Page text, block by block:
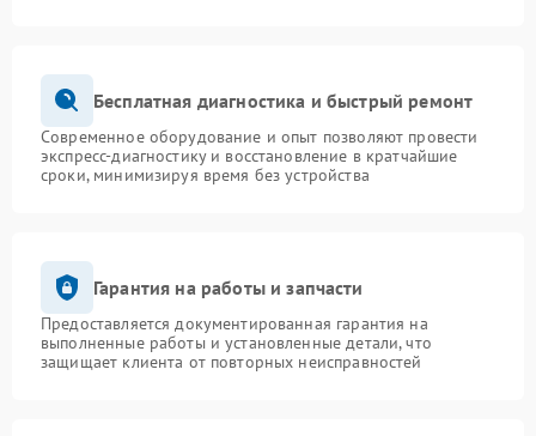
Бесплатная диагностика и быстрый ремонт
Современное оборудование и опыт позволяют провести
экспресс-диагностику и восстановление в кратчайшие
сроки, минимизируя время без устройства
Гарантия на работы и запчасти
Предоставляется документированная гарантия на
выполненные работы и установленные детали, что
защищает клиента от повторных неисправностей